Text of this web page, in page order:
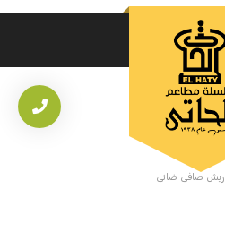
ريش صافى ضانى